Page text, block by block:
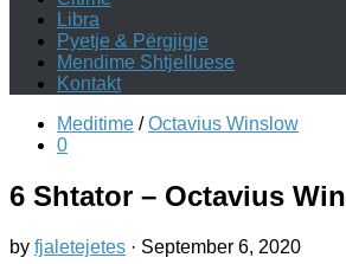
Libra
Pyetje & Përgjigje
Mendime Shtjelluese
Kontakt
Meditime / Octavius Winslow
0
6 Shtator – Octavius
by fjaletejetes · September 6, 2020